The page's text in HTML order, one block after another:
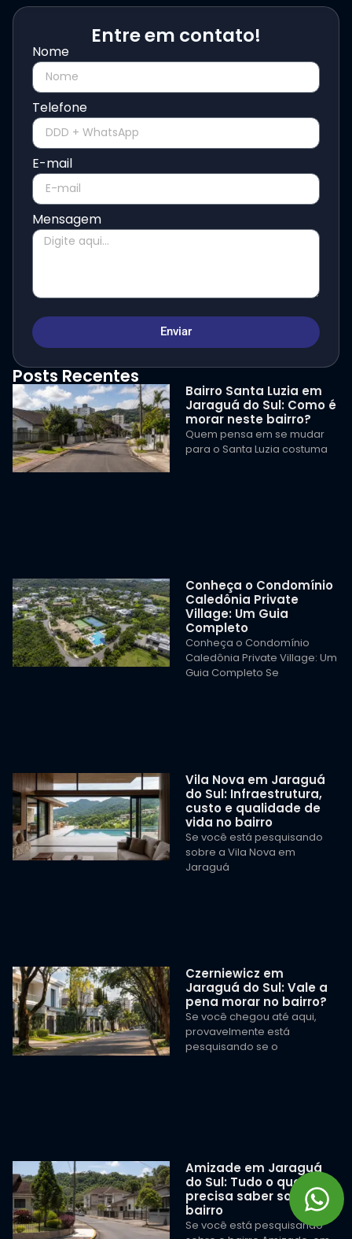
Entre em contato!
Nome
Telefone
E-mail
Mensagem
Enviar
Posts Recentes
Bairro Santa Luzia em
Jaraguá do Sul: Como é
morar neste bairro?
Quem pensa em se mudar
para o Santa Luzia costuma
Conheça o Condomínio
Caledônia Private
Village: Um Guia
Completo
Conheça o Condomínio
Caledônia Private Village: Um
Guia Completo Se
Vila Nova em Jaraguá
do Sul: Infraestrutura,
custo e qualidade de
vida no bairro
Se você está pesquisando
sobre a Vila Nova em
Jaraguá
Czerniewicz em
Jaraguá do Sul: Vale a
pena morar no bairro?
Se você chegou até aqui,
provavelmente está
pesquisando se o
Amizade em Jaraguá
do Sul: Tudo o que você
precisa saber sobre o
bairro
Se você está pesquisando